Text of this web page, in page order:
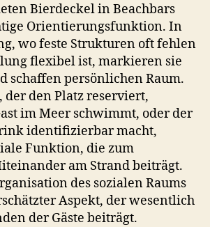
Bierdeckel in Beachbars
Orientierungsfunktion. In
wo feste Strukturen oft fehlen
flexibel ist, markieren sie
schaffen persönlichen Raum.
der den Platz reserviert,
im Meer schwimmt, oder der
identifizierbar macht,
Funktion, die zum
am Strand beiträgt.
des sozialen Raums
Aspekt, der wesentlich
der Gäste beiträgt.